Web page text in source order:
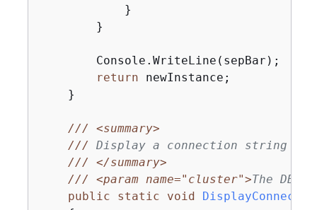
            }
        }
        Console.WriteLine(sepBar);
return newInstance;
    }
///
<summary>
/// Display a connection string for
///
</summary>
///
<param name="cluster">The DB
public
static void